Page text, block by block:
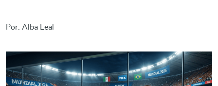
Por: Alba Leal